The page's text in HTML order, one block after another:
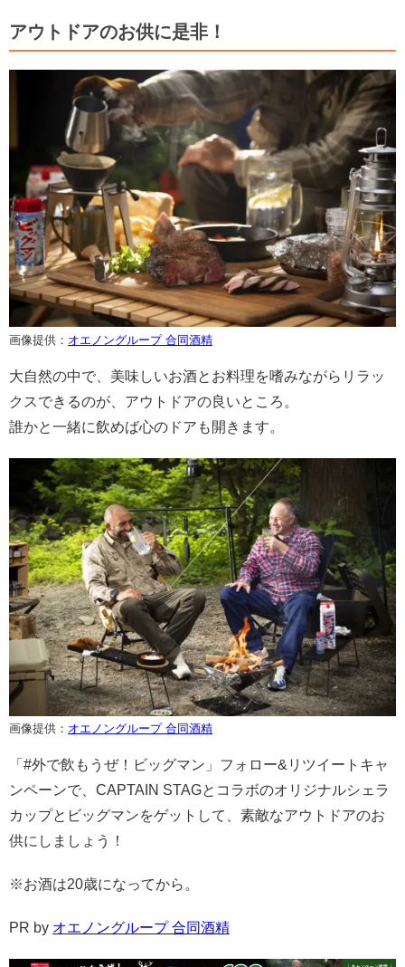
アウトドアのお供に是非！
画像提供： オエノングループ 合同酒精
大自然の中で、美味しいお酒とお料理を嗜みながらリラッ
クスできるのが、アウトドアの良いところ。
誰かと一緒に飲めば心のドアも開きます。
画像提供： オエノングループ 合同酒精
「#外で飲もうぜ！ビッグマン」フォロー&リツイートキャ
ンペーンで、CAPTAIN STAGとコラボのオリジナルシェラ
カップとビッグマンをゲットして、素敵なアウトドアのお
供にしましょう！
※お酒は20歳になってから。
PR by オエノングループ 合同酒精